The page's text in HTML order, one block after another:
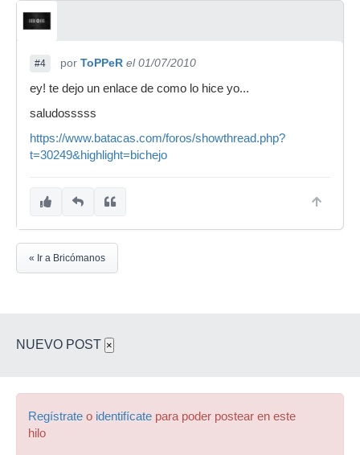
#4 por ToPPeR el 01/07/2010
ey! te dejo un enlace de como lo hice yo...
saludosssss
https://www.batacas.com/foros/showthread.php?
t=30249&highlight=bichejo
« Ir a Bricómanos
NUEVO POST ×
Regístrate o identifícate para poder postear en este
hilo